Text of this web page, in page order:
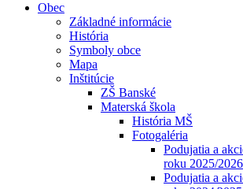
Obec
Základné informácie
História
Symboly obce
Mapa
Inštitúcie
ZŠ Banské
Materská škola
História MŠ
Fotogaléria
Podujatia a
roku 2025/2026
Podujatia a